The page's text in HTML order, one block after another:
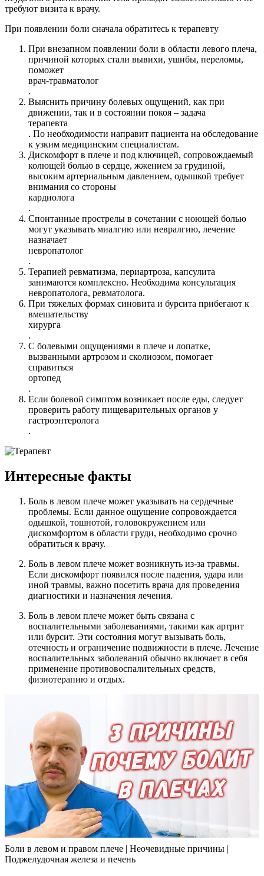
требуют визита к врачу.
При появлении боли сначала обратитесь к терапевту
При внезапном появлении боли в области левого плеча,
причиной которых стали вывихи, ушибы, переломы,
поможет
врач-травматолог
.
Выяснить причину болевых ощущений, как при
движении, так и в состоянии покоя – задача
терапевта
. По необходимости направит пациента на обследование
к узким медицинским специалистам.
Дискомфорт в плече и под ключицей, сопровождаемый
колющей болью в сердце, жжением за грудиной,
высоким артериальным давлением, одышкой требует
внимания со стороны
кардиолога
.
Спонтанные прострелы в сочетании с ноющей болью
могут указывать миалгию или невралгию, лечение
назначает
невропатолог
.
Терапией ревматизма, периартроза, капсулита
занимаются комплексно. Необходима консультация
невропатолога, ревматолога.
При тяжелых формах синовита и бурсита прибегают к
вмешательству
хирурга
.
С болевыми ощущениями в плече и лопатке,
вызванными артрозом и сколиозом, помогает
справиться
ортопед
.
Если болевой симптом возникает после еды, следует
проверить работу пищеварительных органов у
гастроэнтеролога
.
Интересные факты
Боль в левом плече может указывать на сердечные
проблемы. Если данное ощущение сопровождается
одышкой, тошнотой, головокружением или
дискомфортом в области груди, необходимо срочно
обратиться к врачу.
Боль в левом плече может возникнуть из-за травмы.
Если дискомфорт появился после падения, удара или
иной травмы, важно посетить врача для проведения
диагностики и назначения лечения.
Боль в левом плече может быть связана с
воспалительными заболеваниями, такими как артрит
или бурсит. Эти состояния могут вызывать боль,
отечность и ограничение подвижности в плече. Лечение
воспалительных заболеваний обычно включает в себя
применение противовоспалительных средств,
физиотерапию и отдых.
Боли в левом и правом плече | Неочевидные причины |
Поджелудочная железа и печень